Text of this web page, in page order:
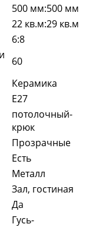
500 мм:500 мм
22 кв.м:29 кв.м
6:8
60
Керамика
E27
потолочный-
крюк
Прозрачные
Есть
Металл
Зал, гостиная
Да
Гусь-